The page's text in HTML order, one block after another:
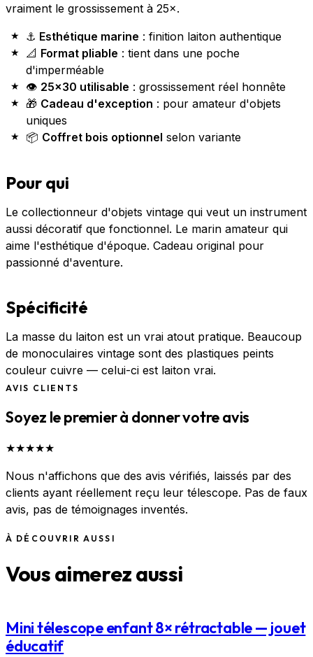
vraiment le grossissement à 25×.
⚓ Esthétique marine : finition laiton authentique
📐 Format pliable : tient dans une poche
d'imperméable
👁️ 25×30 utilisable : grossissement réel honnête
🎁 Cadeau d'exception : pour amateur d'objets
uniques
📦 Coffret bois optionnel selon variante
Pour qui
Le collectionneur d'objets vintage qui veut un instrument
aussi décoratif que fonctionnel. Le marin amateur qui
aime l'esthétique d'époque. Cadeau original pour
passionné d'aventure.
Spécificité
La masse du laiton est un vrai atout pratique. Beaucoup
de monoculaires vintage sont des plastiques peints
couleur cuivre — celui-ci est laiton vrai.
AVIS CLIENTS
Soyez le premier à donner votre avis
★★★★★
Nous n'affichons que des avis vérifiés, laissés par des
clients ayant réellement reçu leur télescope. Pas de faux
avis, pas de témoignages inventés.
À DÉCOUVRIR AUSSI
Vous aimerez aussi
Mini télescope enfant 8× rétractable — jouet
éducatif